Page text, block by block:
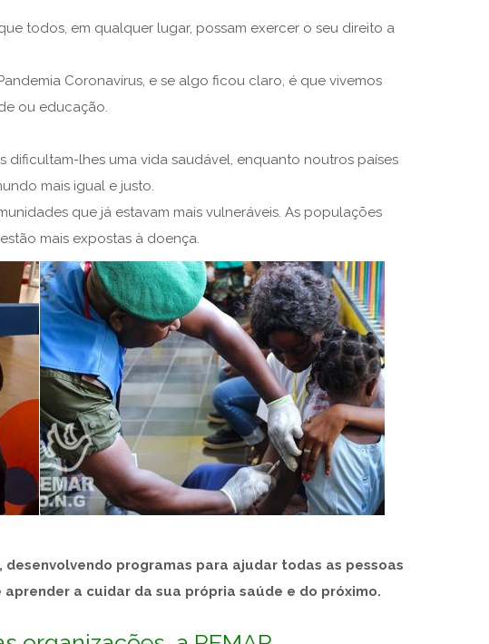
todos, em qualquer lugar, possam exercer o seu direito a
Coronavírus, e se algo ficou claro, é que vivemos
ou educação.
dificultam-lhes uma vida saudável, enquanto noutros países
mais igual e justo.
que já estavam mais vulneráveis. As populações
mais expostas à doença.
desenvolvendo programas para ajudar todas as pessoas
a cuidar da sua própria saúde e do próximo.